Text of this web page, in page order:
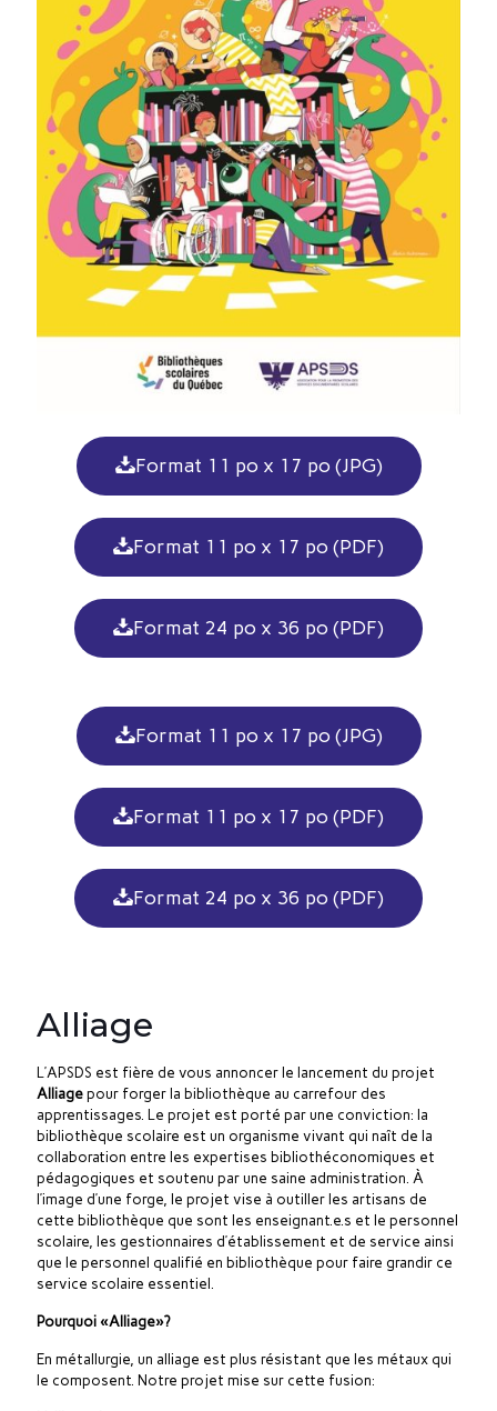
Format 11 po x 17 po (JPG)
Format 11 po x 17 po (PDF)
Format 24 po x 36 po (PDF)
Format 11 po x 17 po (JPG)
Format 11 po x 17 po (PDF)
Format 24 po x 36 po (PDF)
Alliage
L’APSDS est fière de vous annoncer le lancement du projet
Alliage pour forger la bibliothèque au carrefour des
apprentissages. Le projet est porté par une conviction: la
bibliothèque scolaire est un organisme vivant qui naît de la
collaboration entre les expertises bibliothéconomiques et
pédagogiques et soutenu par une saine administration. À
l’image d’une forge, le projet vise à outiller les artisans de
cette bibliothèque que sont les enseignant.e.s et le personnel
scolaire, les gestionnaires d’établissement et de service ainsi
que le personnel qualifié en bibliothèque pour faire grandir ce
service scolaire essentiel.
Pourquoi «Alliage»?
En métallurgie, un alliage est plus résistant que les métaux qui
le composent. Notre projet mise sur cette fusion: